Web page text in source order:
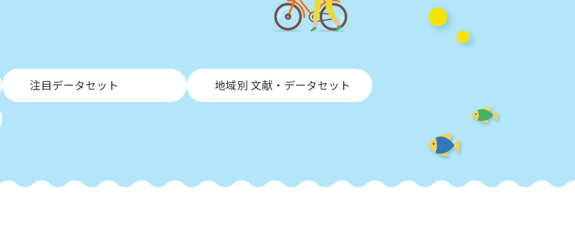
注目データセット
地域別 文献・データセット